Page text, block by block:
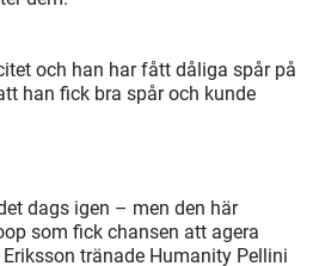
och han har fått dåliga spår på
han fick bra spår och kunde
dags igen – men den här
som fick chansen att agera
tränade Humanity Pellini